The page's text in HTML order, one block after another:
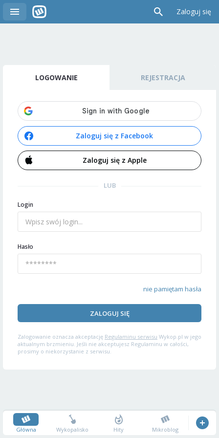
Zaloguj się
LOGOWANIE REJESTRACJA
Zaloguj się z Facebook
Zaloguj się z Apple
LUB
Login
Hasło
nie pamiętam hasła
ZALOGUJ SIĘ
Zalogowanie oznacza akceptację Regulaminu serwisu Wykop.pl w jego
aktualnym brzmieniu. Jeśli nie akceptujesz Regulaminu w całości,
prosimy o niekorzystanie z serwisu.
Główna Wykopalisko Hity Mikroblog